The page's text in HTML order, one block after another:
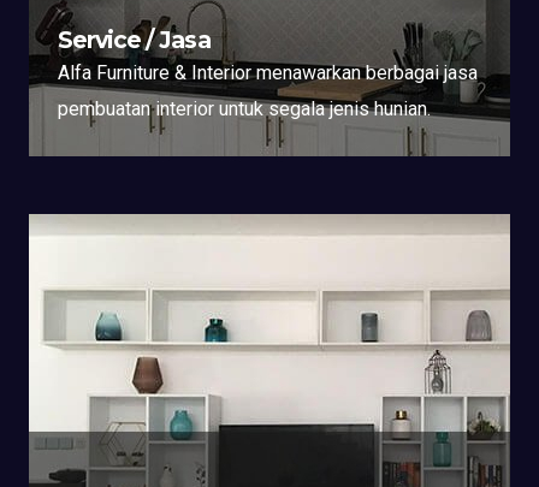
Service / Jasa
Alfa Furniture & Interior menawarkan berbagai jasa
pembuatan interior untuk segala jenis hunian.